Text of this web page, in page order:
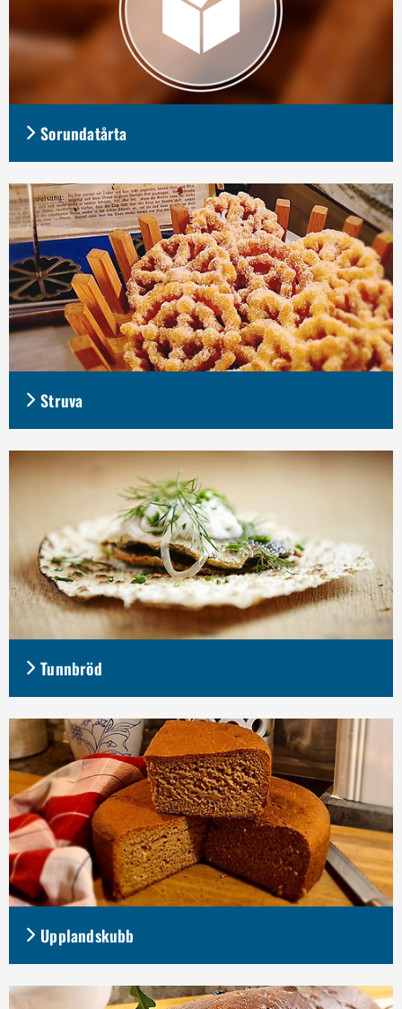
Sorundatårta
Struva
Tunnbröd
Upplandskubb